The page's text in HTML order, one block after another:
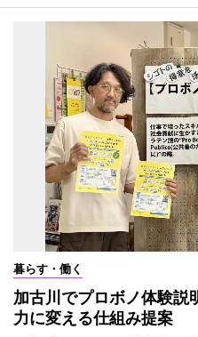
暮らす・働く
加古川でプロボノ体験
力に変える仕組み提案